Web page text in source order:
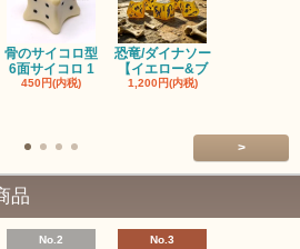
骨のサイコロ型
6面サイコロ 1
450円(内税)
恐竜/ダイナソー
【イエロー&ブ
1,200円(内税)
>
品
No.2 No.3